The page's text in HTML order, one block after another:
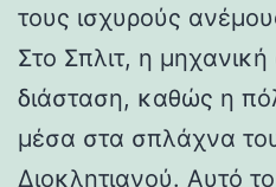
τους ισχυρούς
Στο Σπλιτ, η
διάσταση, καθώς η
μέσα στα σπλάχνα
Διοκλητιανού. Αυτό